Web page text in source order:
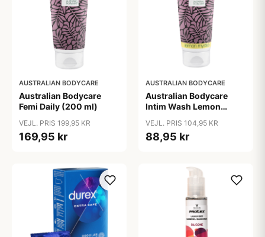
AUSTRALIAN BODYCARE
Australian Bodycare
Femi Daily (200 ml)
VEJL. PRIS 199,95 KR
169,95 kr
AUSTRALIAN BODYCARE
Australian Bodycare
Intim Wash Lemon
VEJL. PRIS 104,95 KR
88,95 kr